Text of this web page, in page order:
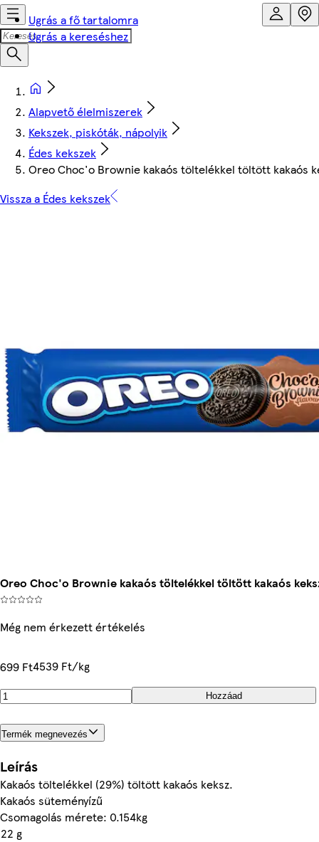
Ugrás a fő tartalomra
Ugrás a kereséshez
Alapvető élelmiszerek
Kekszek, piskóták, nápolyik
Édes kekszek
Oreo Choc'o Brownie kakaós töltelékkel töltött kakaós
Vissza a Édes kekszek
Oreo Choc'o Brownie kakaós töltelékkel töltött kakaós
Még nem érkezett értékelés
699 Ft4539 Ft/kg
Hozzáad
Termék megnevezés
Leírás
Kakaós töltelékkel (29%) töltött kakaós keksz.
Kakaós süteményízű
Csomagolás mérete: 0.154kg
22 g